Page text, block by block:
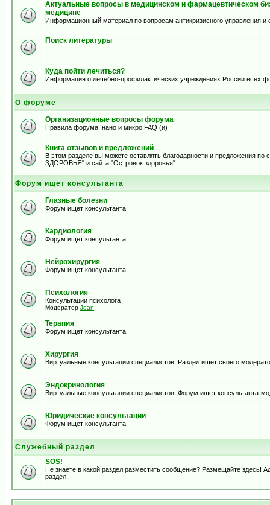
Актуальные вопросы в медицинском и фармацевтическом
медицине
Информационный материал по вопросам антикризисного управления и
Поиск литературы
Куда пойти лечиться?
Информация о лечебно-профилактических учреждениях России всех
О форуме
Организационные вопросы форума
Правила форума, нано и микро FAQ (и)
Книга отзывов и предложений
В этом разделе вы можете оставлять благодарности и предложения
ЗДОРОВЬЯ" и сайта "Островок здоровья"
Форум ищет консультанта
Глазные болезни
Форум ищет консультанта
Кардиология
Форум ищет консультанта
Нейрохирургия
Форум ищет консультанта
Психология
Консультации психолога
Модератор Joan
Терапия
Форум ищет консультанта
Хирургия
Виртуальные консультации специалистов. Раздел ищет своего
Эндокринология
Виртуальные консультации специалистов. Форум ищет консультанта-
Юридические консультации
Форум ищет консультанта
Служебный раздел
SOS!
Не знаете в какой раздел разместить сообщение? Размещайте здесь!
раздел.